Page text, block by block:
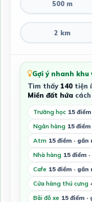
500 m
2 km
Gợi ý nhanh khu
Tìm thấy 140tiện
Miền đất hứacách
Trường học 15
Ngân hàng 15
Atm 15 điểm ·
Nhà hàng 15 điểm
Cafe 15 điểm ·
Cửa hàng thú cưng
Bãi đỗ xe 15 điểm